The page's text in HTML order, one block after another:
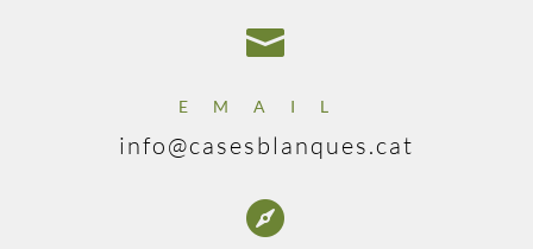

EMAIL
info@casesblanques.cat
